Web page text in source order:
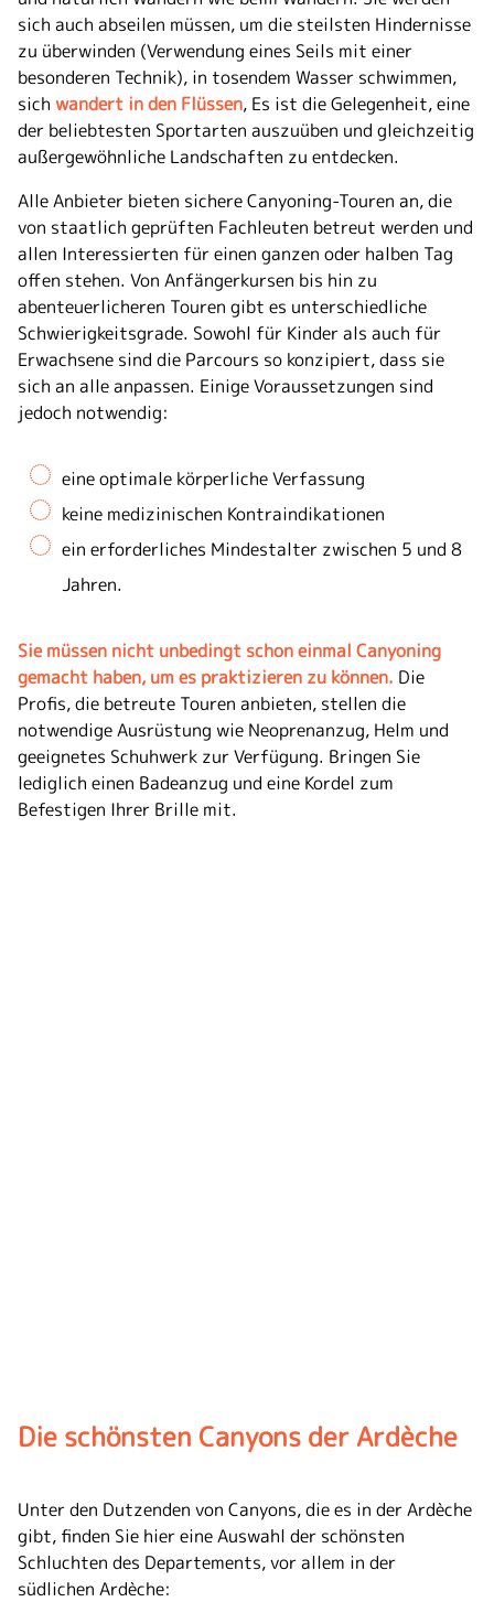
sich auch abseilen müssen, um die steilsten Hindernisse
zu überwinden (Verwendung eines Seils mit einer
besonderen Technik), in tosendem Wasser schwimmen,
sich wandert in den Flüssen, Es ist die Gelegenheit, eine
der beliebtesten Sportarten auszuüben und gleichzeitig
außergewöhnliche Landschaften zu entdecken.
Alle Anbieter bieten sichere Canyoning-Touren an, die
von staatlich geprüften Fachleuten betreut werden und
allen Interessierten für einen ganzen oder halben Tag
offen stehen. Von Anfängerkursen bis hin zu
abenteuerlicheren Touren gibt es unterschiedliche
Schwierigkeitsgrade. Sowohl für Kinder als auch für
Erwachsene sind die Parcours so konzipiert, dass sie
sich an alle anpassen. Einige Voraussetzungen sind
jedoch notwendig:
eine optimale körperliche Verfassung
keine medizinischen Kontraindikationen
ein erforderliches Mindestalter zwischen 5 und 8
Jahren.
Sie müssen nicht unbedingt schon einmal Canyoning
gemacht haben, um es praktizieren zu können. Die
Profis, die betreute Touren anbieten, stellen die
notwendige Ausrüstung wie Neoprenanzug, Helm und
geeignetes Schuhwerk zur Verfügung. Bringen Sie
lediglich einen Badeanzug und eine Kordel zum
Befestigen Ihrer Brille mit.
Die schönsten Canyons der Ardèche
Unter den Dutzenden von Canyons, die es in der Ardèche
gibt, finden Sie hier eine Auswahl der schönsten
Schluchten des Departements, vor allem in der
südlichen Ardèche: